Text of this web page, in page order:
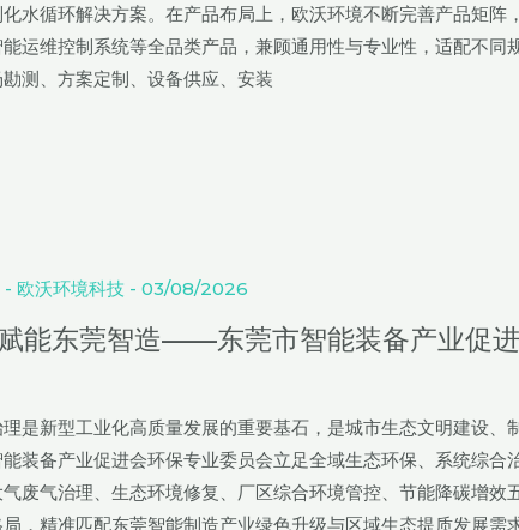
水循环解决方案。在产品布局上，欧沃环境不断完善产品矩阵
运维控制系统等全品类产品，兼顾通用性与专业性，适配不
测、方案定制、设备供应、安装
- 欧沃环境科技 - 03/08/2026
能东莞智造——东莞市智能装备产业促
是新型工业化高质量发展的重要基石，是城市生态文明建设、
装备产业促进会环保专业委员会立足全域生态环保、系统综合
废气治理、生态环境修复、厂区综合环境管控、节能降碳增效
，精准匹配东莞智能制造产业绿色升级与区域生态提质发展需